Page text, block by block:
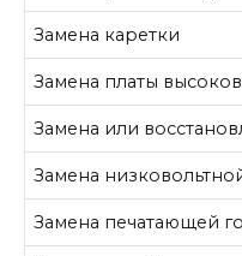
Замена каретки
Замена платы
Замена или
Замена
Замена печатающей